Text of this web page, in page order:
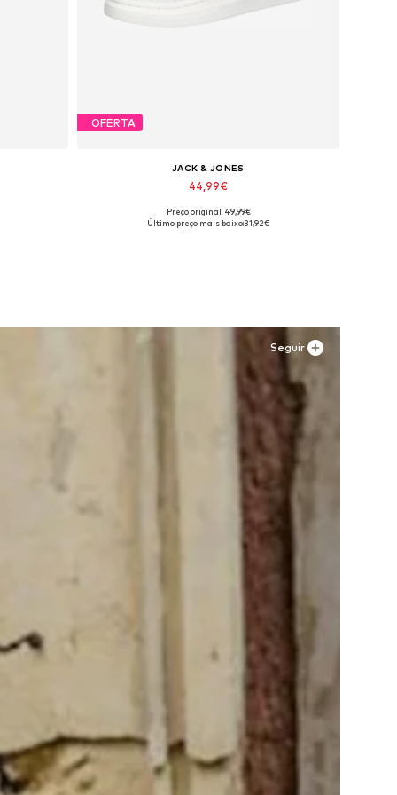
OFERTA
JACK & JONES
44,99€
Tamanhos disponíveis: 41, 42, 43, 44, 45
Preço original: 49,99€
Último preço mais baixo:31,92€
Seguir